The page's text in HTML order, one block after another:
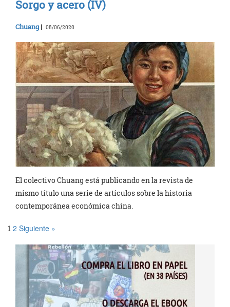
Sorgo y acero (IV)
Chuang | 08/06/2020
El colectivo Chuang está publicando en la revista de
mismo título una serie de artículos sobre la historia
contemporánea económica china.
1 2 Siguiente »